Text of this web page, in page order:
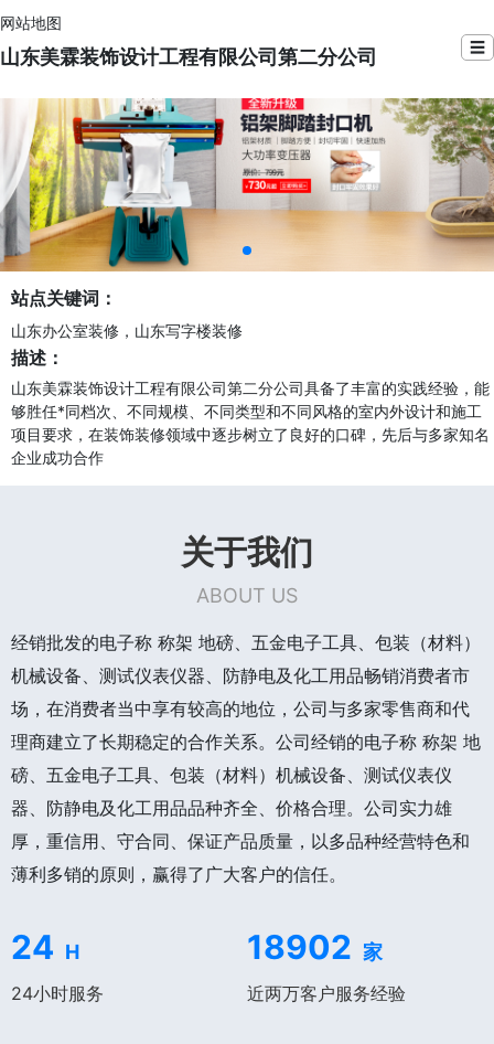
网站地图
山东美霖装饰设计工程有限公司第二分公司 ☰
站点关键词：
山东办公室装修，山东写字楼装修
描述：
山东美霖装饰设计工程有限公司第二分公司具备了丰富的实践经验，能
够胜任*同档次、不同规模、不同类型和不同风格的室内外设计和施工
项目要求，在装饰装修领域中逐步树立了良好的口碑，先后与多家知名
企业成功合作
关于我们
ABOUT US
经销批发的电子称 称架 地磅、五金电子工具、包装（材料）
机械设备、测试仪表仪器、防静电及化工用品畅销消费者市
场，在消费者当中享有较高的地位，公司与多家零售商和代
理商建立了长期稳定的合作关系。公司经销的电子称 称架 地
磅、五金电子工具、包装（材料）机械设备、测试仪表仪
器、防静电及化工用品品种齐全、价格合理。公司实力雄
厚，重信用、守合同、保证产品质量，以多品种经营特色和
薄利多销的原则，赢得了广大客户的信任。
24 H
24小时服务
18902 家
近两万客户服务经验